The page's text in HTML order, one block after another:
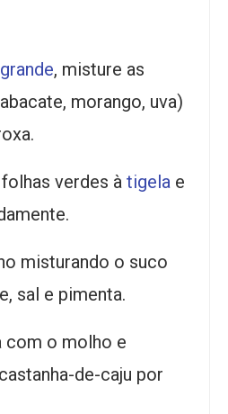
, misture as
morango, uva)
verdes à tigela e
misturando o suco
sal e pimenta.
com o molho e
de-caju por